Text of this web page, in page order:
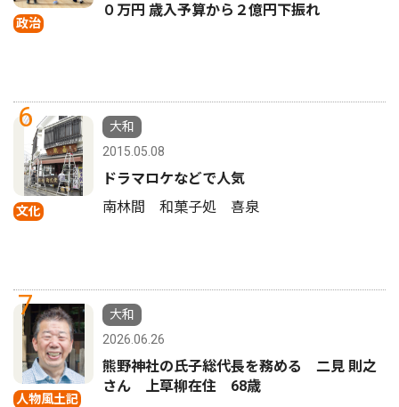
政治
０万円 歳入予算から２億円下振れ
6
文化
大和
2015.05.08
ドラマロケなどで人気
南林間 和菓子処 喜泉
7
人物風土記
大和
2026.06.26
熊野神社の氏子総代長を務める 二見 則之
さん 上草柳在住 68歳